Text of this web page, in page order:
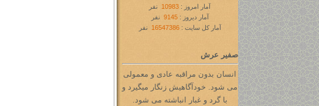
آمار امروز : 10983 نفر
آمار دیروز :9145 نفر
آمار کل سایت :16547386 نفر
صفیر عرش
انسان بدون مراقبه عادی و معمولی
می شود. خودآگاهیش زنگار میگیرد و
با گرد و غبار انباشته می شود.